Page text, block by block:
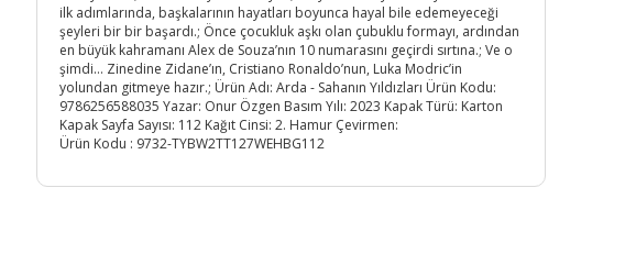
ilk adımlarında, başkalarının hayatları boyunca hayal bile edemeyeceği
şeyleri bir bir başardı.; Önce çocukluk aşkı olan çubuklu formayı, ardından
en büyük kahramanı Alex de Souza’nın 10 numarasını geçirdi sırtına.; Ve o
şimdi… Zinedine Zidane’ın, Cristiano Ronaldo’nun, Luka Modric’in
yolundan gitmeye hazır.; Ürün Adı: Arda - Sahanın Yıldızları Ürün Kodu:
9786256588035 Yazar: Onur Özgen Basım Yılı: 2023 Kapak Türü: Karton
Kapak Sayfa Sayısı: 112 Kağıt Cinsi: 2. Hamur Çevirmen:
Ürün Kodu : 9732-TYBW2TT127WEHBG112